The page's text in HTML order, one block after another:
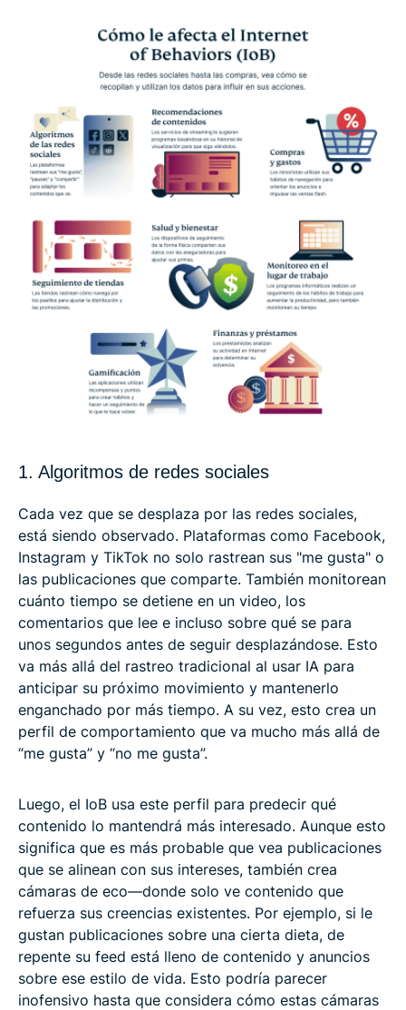
1. Algoritmos de redes sociales
Cada vez que se desplaza por las redes sociales,
está siendo observado. Plataformas como Facebook,
Instagram y TikTok no solo rastrean sus "me gusta" o
las publicaciones que comparte. También monitorean
cuánto tiempo se detiene en un video, los
comentarios que lee e incluso sobre qué se para
unos segundos antes de seguir desplazándose. Esto
va más allá del rastreo tradicional al usar IA para
anticipar su próximo movimiento y mantenerlo
enganchado por más tiempo. A su vez, esto crea un
perfil de comportamiento que va mucho más allá de
“me gusta” y “no me gusta”.
Luego, el IoB usa este perfil para predecir qué
contenido lo mantendrá más interesado. Aunque esto
significa que es más probable que vea publicaciones
que se alinean con sus intereses, también crea
cámaras de eco—donde solo ve contenido que
refuerza sus creencias existentes. Por ejemplo, si le
gustan publicaciones sobre una cierta dieta, de
repente su feed está lleno de contenido y anuncios
sobre ese estilo de vida. Esto podría parecer
inofensivo hasta que considera cómo estas cámaras